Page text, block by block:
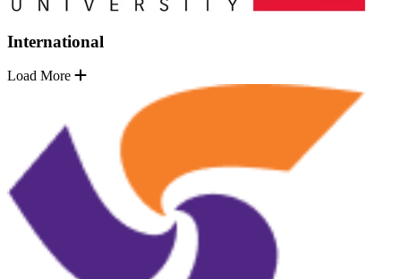
International
Load More